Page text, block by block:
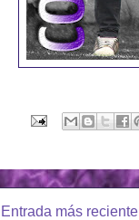
Entrada más reciente